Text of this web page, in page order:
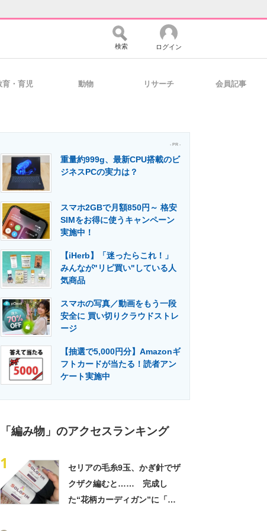
ミュニティ マーケ×ITの今がよく分かる
活用を支援
門メディア 建設×テクノロジーの最前線
検索 ログイン
育・育児 動物 リサーチ 会員記事
- PR -
重量約999g、最新CPU搭載のビ
ジネスPCの実力は？
スマホ2GBで月額850円～ 格安
SIMをお得に使うキャンペーン
実施中！
【iHerb】「迷ったらこれ！」
みんなが"リピ買い"している人
気商品
スマホの写真／動画をもう一段
安全に 買い切りクラウドストレ
ージ
【抽選で5,000円分】Amazonギ
フトカードが当たる！読者アン
ケート実施中
「編み物」のアクセスランキング
1
セリアの毛糸9玉、かぎ針でザ
クザク編むと…… 完成し
た“花柄カーディガン”に「す